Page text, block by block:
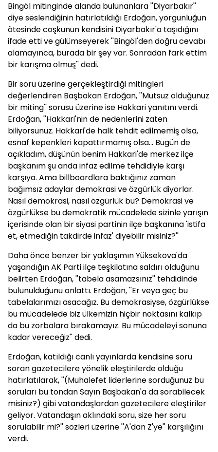
Bingöl mitinginde alanda bulunanlara ''Diyarbakır''
diye seslendiğinin hatırlatıldığı Erdoğan, yorgunluğun
ötesinde coşkunun kendisini Diyarbakır'a taşıdığını
ifade etti ve gülümseyerek ''Bingöl'den doğru cevabı
alamayınca, burada bir şey var. Sonradan fark ettim
bir karışma olmuş'' dedi.
Bir soru üzerine gerçekleştirdiği mitingleri
değerlendiren Başbakan Erdoğan, ''Mutsuz olduğunuz
bir miting'' sorusu üzerine ise Hakkari yanıtını verdi.
Erdoğan, ''Hakkari'nin de nedenlerini zaten
biliyorsunuz. Hakkari'de halk tehdit edilmemiş olsa,
esnaf kepenkleri kapattırmamış olsa... Bugün de
açıkladım, düşünün benim Hakkari'de merkez ilçe
başkanım şu anda infaz edilme tehdidiyle karşı
karşıya. Ama billboardlara baktığınız zaman
bağımsız adaylar demokrasi ve özgürlük diyorlar.
Nasıl demokrasi, nasıl özgürlük bu? Demokrasi ve
özgürlükse bu demokratik mücadelede sizinle yarışın
içerisinde olan bir siyasi partinin ilçe başkanına 'istifa
et, etmediğin takdirde infaz' diyebilir misiniz?''
Daha önce benzer bir yaklaşımın Yüksekova'da
yaşandığın AK Parti ilçe teşkilatına saldırı olduğunu
belirten Erdoğan, ''tabela asamazsınız'' tehdidinde
bulunulduğunu anlattı. Erdoğan, ''Er veya geç bu
tabelalarımızı asacağız. Bu demokrasiyse, özgürlükse
bu mücadelede biz ülkemizin hiçbir noktasını kalkıp
da bu zorbalara bırakamayız. Bu mücadeleyi sonuna
kadar vereceğiz'' dedi.
Erdoğan, katıldığı canlı yayınlarda kendisine soru
soran gazetecilere yönelik eleştirilerde olduğu
hatırlatılarak, ''(Muhalefet liderlerine sorduğunuz bu
soruları bu tondan Sayın Başbakan'a da sorabilecek
misiniz?) gibi vatandaşlardan gazetecilere eleştiriler
geliyor. Vatandaşın aklındaki soru, size her soru
sorulabilir mi?'' sözleri üzerine ''A'dan Z'ye'' karşılığını
verdi.